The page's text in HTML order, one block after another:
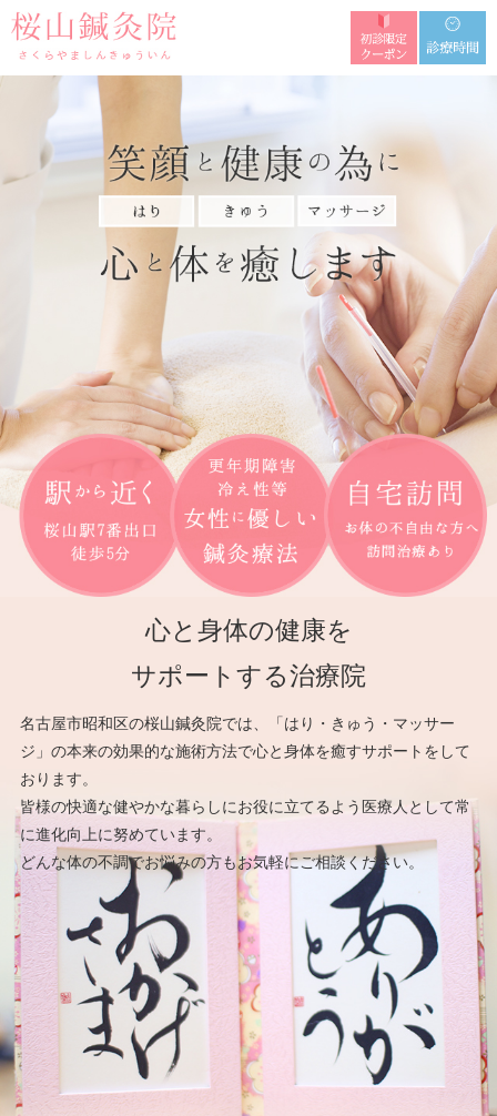
心と身体の健康を
サポートする治療院
名古屋市昭和区の桜山鍼灸院では、「はり・きゅう・マッサー
ジ」の本来の効果的な施術方法で心と身体を癒すサポートをして
おります。
皆様の快適な健やかな暮らしにお役に立てるよう医療人として常
に進化向上に努めています。
どんな体の不調でお悩みの方もお気軽にご相談ください。